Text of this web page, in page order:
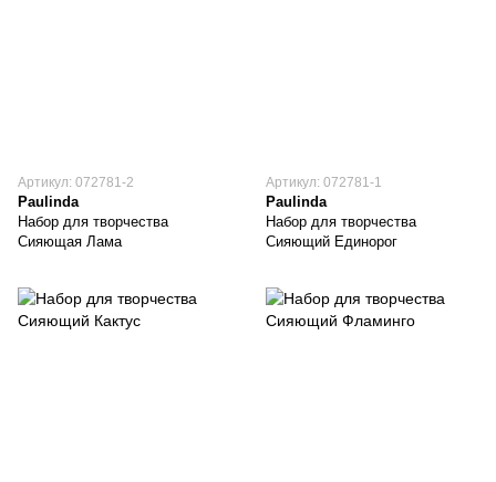
Артикул: 072781-2
Paulinda
Набор для творчества
Сияющая Лама
Артикул: 072781-1
Paulinda
Набор для творчества
Сияющий Единорог